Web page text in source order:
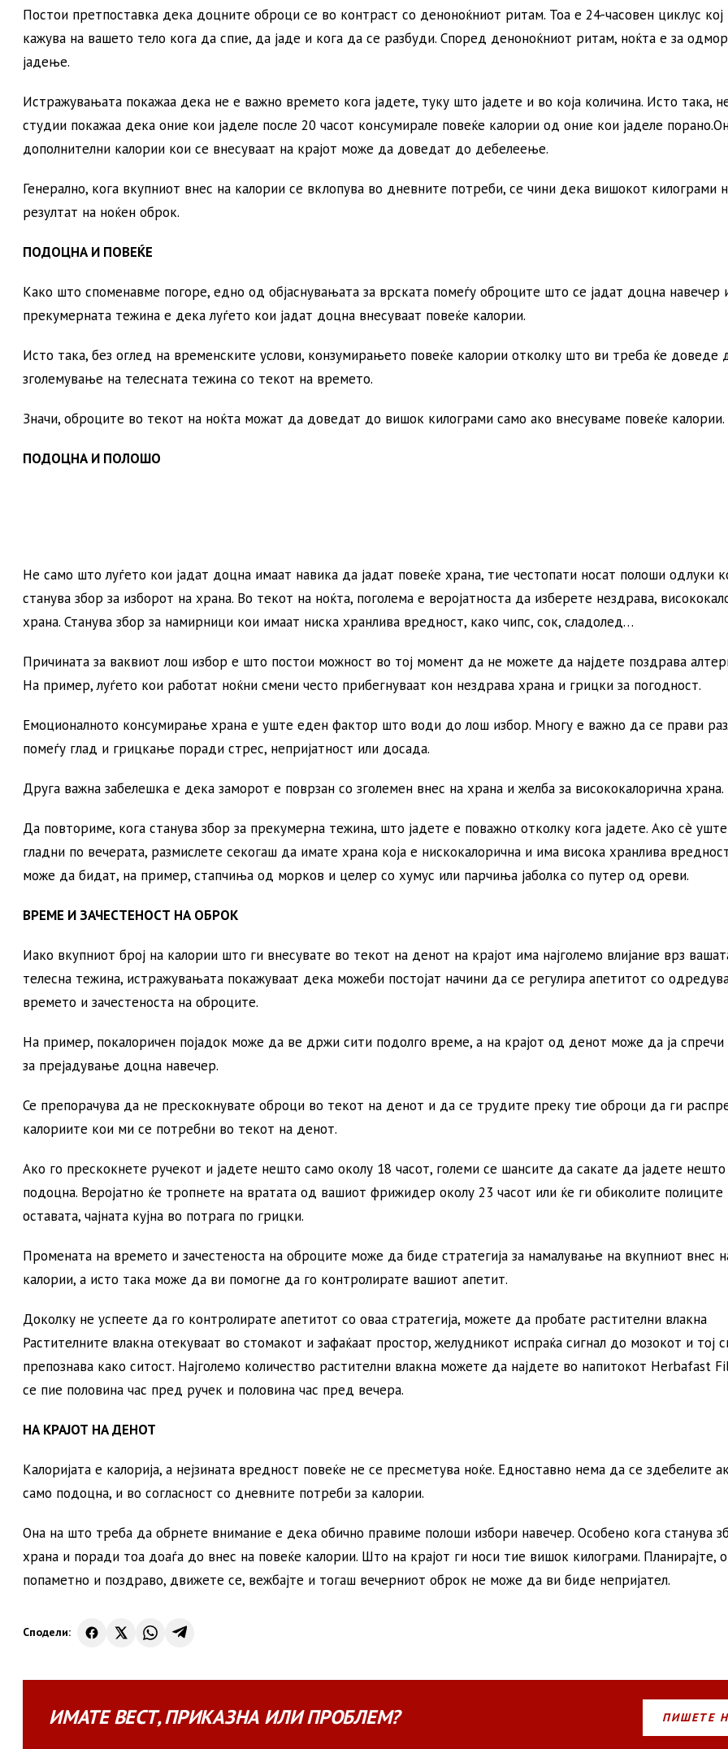
Постои претпоставка дека доцните оброци се во контраст со деноноќниот ритам. Тоа е 24-часовен циклус кој
кажува на вашето тело кога да спие, да јаде и кога да се разбуди. Според деноноќниот ритам, ноќта е за
јадење.
Истражувањата покажаа дека не е важно времето кога јадете, туку што јадете и во која количина. Исто така,
студии покажаа дека оние кои јаделе после 20 часот консумирале повеќе калории од оние кои јаделе
дополнителни калории кои се внесуваат на крајот може да доведат до дебелеење.
Генерално, кога вкупниот внес на калории се вклопува во дневните потреби, се чини дека вишокот килограми
резултат на ноќен оброк.
ПОДОЦНА И ПОВЕЌЕ
Како што споменавме погоре, едно од објаснувањата за врската помеѓу оброците што се јадат доцна навечер
прекумерната тежина е дека луѓето кои јадат доцна внесуваат повеќе калории.
Исто така, без оглед на временските услови, конзумирањето повеќе калории отколку што ви треба ќе доведе
зголемување на телесната тежина со текот на времето.
Значи, оброците во текот на ноќта можат да доведат до вишок килограми само ако внесуваме повеќе калории.
ПОДОЦНА И ПОЛОШО
Не само што луѓето кои јадат доцна имаат навика да јадат повеќе храна, тие честопати носат полоши одлуки
станува збор за изборот на храна. Во текот на ноќта, поголема е веројатноста да изберете нездрава,
храна. Станува збор за намирници кои имаат ниска хранлива вредност, како чипс, сок, сладолед…
Причината за ваквиот лош избор е што постои можност во тој момент да не можете да најдете поздрава
На пример, луѓето кои работат ноќни смени често прибегнуваат кон нездрава храна и грицки за погодност.
Емоционалното консумирање храна е уште еден фактор што води до лош избор. Многу е важно да се прави
помеѓу глад и грицкање поради стрес, непријатност или досада.
Друга важна забелешка е дека заморот е поврзан со зголемен внес на храна и желба за висококалорична храна.
Да повториме, кога станува збор за прекумерна тежина, што јадете е поважно отколку кога јадете. Ако сè
гладни по вечерата, размислете секогаш да имате храна која е нискокалорична и има висока хранлива
може да бидат, на пример, стапчиња од морков и целер со хумус или парчиња јаболка со путер од ореви.
ВРЕМЕ И ЗАЧЕСТЕНОСТ НА ОБРОК
Иако вкупниот број на калории што ги внесувате во текот на денот на крајот има најголемо влијание врз
телесна тежина, истражувањата покажуваат дека можеби постојат начини да се регулира апетитот со
времето и зачестеноста на оброците.
На пример, покалоричен појадок може да ве држи сити подолго време, а на крајот од денот може да ја спречи
за прејадување доцна навечер.
Се препорачува да не прескокнувате оброци во текот на денот и да се трудите преку тие оброци да ги
калориите кои ми се потребни во текот на денот.
Ако го прескокнете ручекот и јадете нешто само околу 18 часот, големи се шансите да сакате да јадете нешто
подоцна. Веројатно ќе тропнете на вратата од вашиот фрижидер околу 23 часот или ќе ги обиколите полиците
оставата, чајната кујна во потрага по грицки.
Промената на времето и зачестеноста на оброците може да биде стратегија за намалување на вкупниот внес
калории, а исто така може да ви помогне да го контролирате вашиот апетит.
Доколку не успеете да го контролирате апетитот со оваа стратегија, можете да пробате растителни влакна
Растителните влакна отекуваат во стомакот и зафаќаат простор, желудникот испраќа сигнал до мозокот и тој
препознава како ситост. Најголемо количество растителни влакна можете да најдете во напитокот Herbafast
се пие половина час пред ручек и половина час пред вечера.
НА КРАЈОТ НА ДЕНОТ
Калоријата е калорија, а нејзината вредност повеќе не се пресметува ноќе. Едноставно нема да се здебелите
само подоцна, и во согласност со дневните потреби за калории.
Она на што треба да обрнете внимание е дека обично правиме полоши избори навечер. Особено кога станува
храна и поради тоа доаѓа до внес на повеќе калории. Што на крајот ги носи тие вишок килограми. Планирајте,
попаметно и поздраво, движете се, вежбајте и тогаш вечерниот оброк не може да ви биде непријател.
Сподели:
ИМАТЕВЕСТ,ПРИКАЗНА ИЛИПРОБЛЕМ? ПИШЕТЕ